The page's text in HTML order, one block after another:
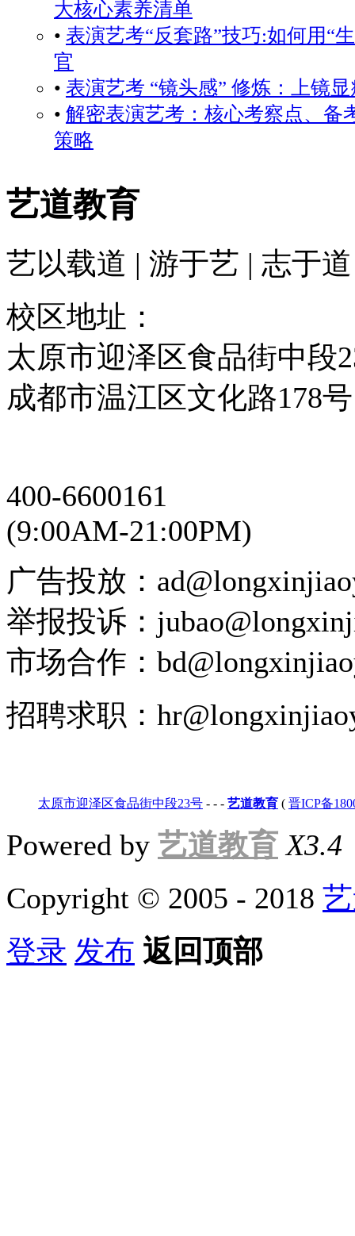
大核心素养清单
• 表演艺考“反套路”技巧:如何用“
官
• 表演艺考 “镜头感” 修炼：上镜
• 解密表演艺考：核心考察点、备
策略
艺道教育
艺以载道 | 游于艺 | 志于道
校区地址：
太原市迎泽区食品街中段
成都市温江区文化路178号
400-6600161
(9:00AM-21:00PM)
广告投放：
举报投诉：
市场合作：
招聘求职：
太原市迎泽区食品街中段23号 - - - 艺道教育 ( 晋ICP备
Powered by 艺道教育 X3.4
Copyright © 2005 - 2018
登录 发布 返回顶部